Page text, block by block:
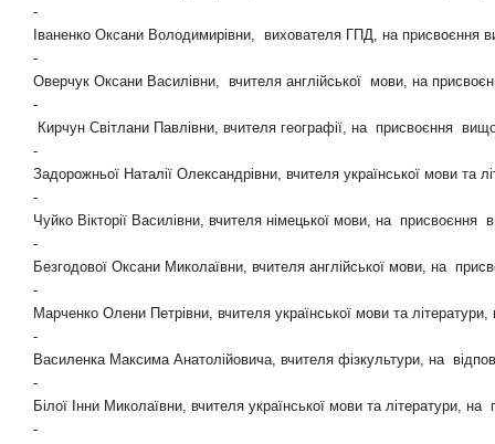
-
Іваненко Оксани Володимирівни,
вихователя ГПД, на присвоєння
-
Оверчук Оксани Василівни,
вчителя англійської мови, на
-
Кирчун Світлани Павлівни, вчителя географії, на присвоєння
-
Задорожньої Наталії Олександрівни, вчителя української мови та
-
Чуйко Вікторії Василівни, вчителя німецької мови, на присвоєння
-
Безгодової Оксани Миколаївни, вчителя англійської мови, на
-
Марченко Олени Петрівни, вчителя української мови та літератури,
-
Василенка Максима Анатолійовича, вчителя фізкультури, на
-
Білої Інни Миколаївни, вчителя української мови та літератури, на
-